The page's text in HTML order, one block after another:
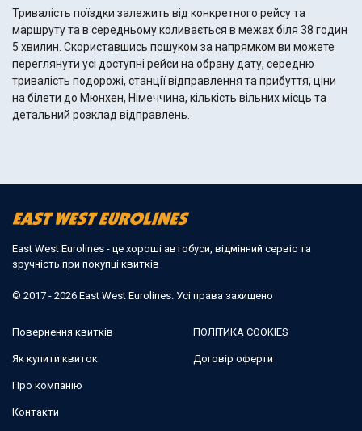
Тривалість поїздки залежить від конкретного рейсу та
маршруту та в середньому коливається в межах біля 38 годин
5 хвилин. Скориставшись пошуком за напрямком ви можете
переглянути усі доступні рейси на обрану дату, середню
тривалість подорожі, станції відправлення та прибуття, ціни
на білети до Мюнхен, Німеччина, кількість вільних місць та
детальний розклад відправлень.
East West Eurolines - це хороші автобуси, відмінний сервіс та
зручність при покупці квитків
© 2017 - 2026 East West Eurolines. Усі права захищено
Повернення квитків
Як купити квиток
Про компанію
Контакти
ПОЛІТИКА COOKIES
Договір оферти